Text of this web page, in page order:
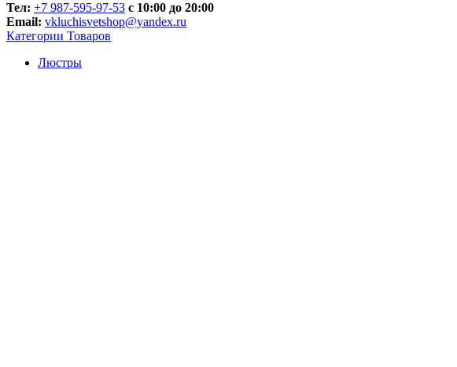
Тел: +7 987-595-97-53 с 10:00 до 20:00
Email: vkluchisvetshop@yandex.ru
Категории Товаров
Люстры